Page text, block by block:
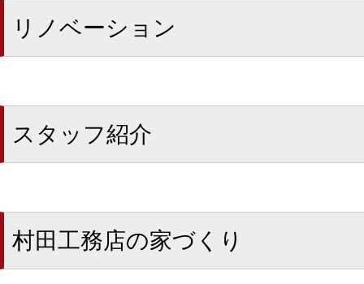
リノベーション
スタッフ紹介
村田工務店の家づくり